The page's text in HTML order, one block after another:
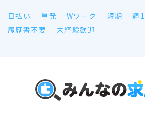
日払い 単発 Wワーク 短期 週1
履歴書不要
未経験歓迎